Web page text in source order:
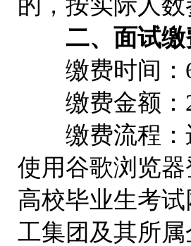
的，按实际人
二、面试缴
缴费时间：6
缴费金额：
缴费流程：进
使用谷歌浏览
高校毕业生考
工集团及其所